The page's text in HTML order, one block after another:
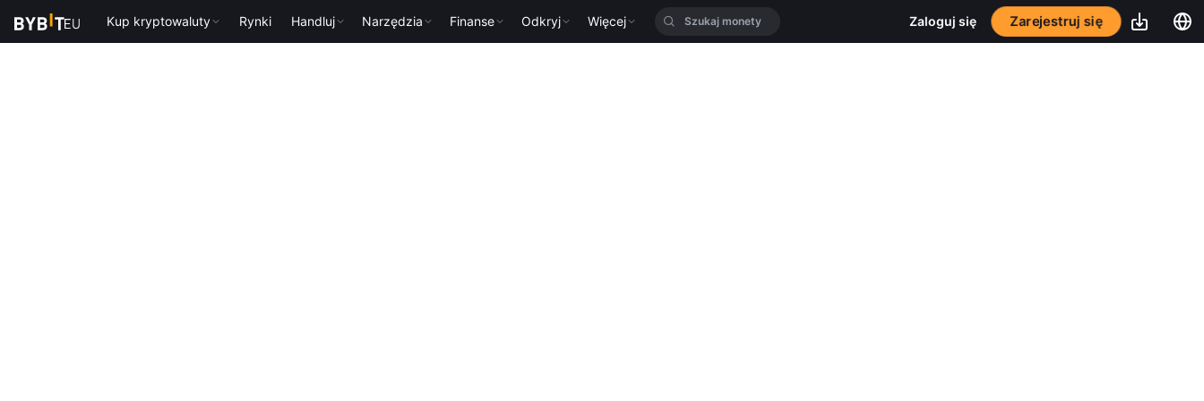
Kup kryptowaluty Rynki Handluj Narzędzia Finanse Odkryj Więcej Zaloguj się Zarejestruj się